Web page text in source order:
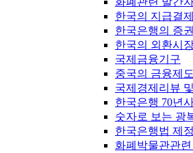
한국의 지급결
한국은행의 증
한국의 외환시
국제금융기구
중국의 금융제도
국제경제리뷰
한국은행 70년
숫자로 보는 광
한국은행법 제
화폐박물관관